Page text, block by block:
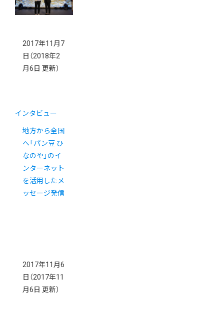
2017年11月7
日 （2018年2
月6日 更新）
インタビュー
地方から全国
へ「パン豆 ひ
なのや」のイ
ンターネット
を活用したメ
ッセージ発信
2017年11月6
日 （2017年11
月6日 更新）